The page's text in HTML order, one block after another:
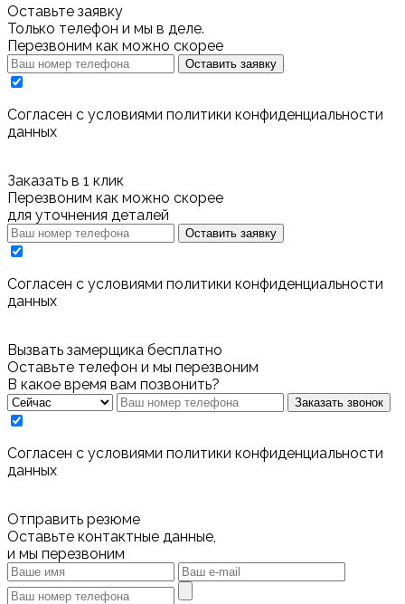
Оставьте заявку
Только телефон и мы в деле.
Перезвоним как можно скорее
Оставить заявку
Cогласен с условиями политики конфиденциальности
данных
Заказать в 1 клик
Перезвоним как можно скорее
для уточнения деталей
Оставить заявку
Cогласен с условиями политики конфиденциальности
данных
Вызвать замерщика бесплатно
Оставьте телефон и мы перезвоним
В какое время вам позвонить?
Заказать звонок
Cогласен с условиями политики конфиденциальности
данных
Отправить резюме
Оставьте контактные данные,
и мы перезвоним